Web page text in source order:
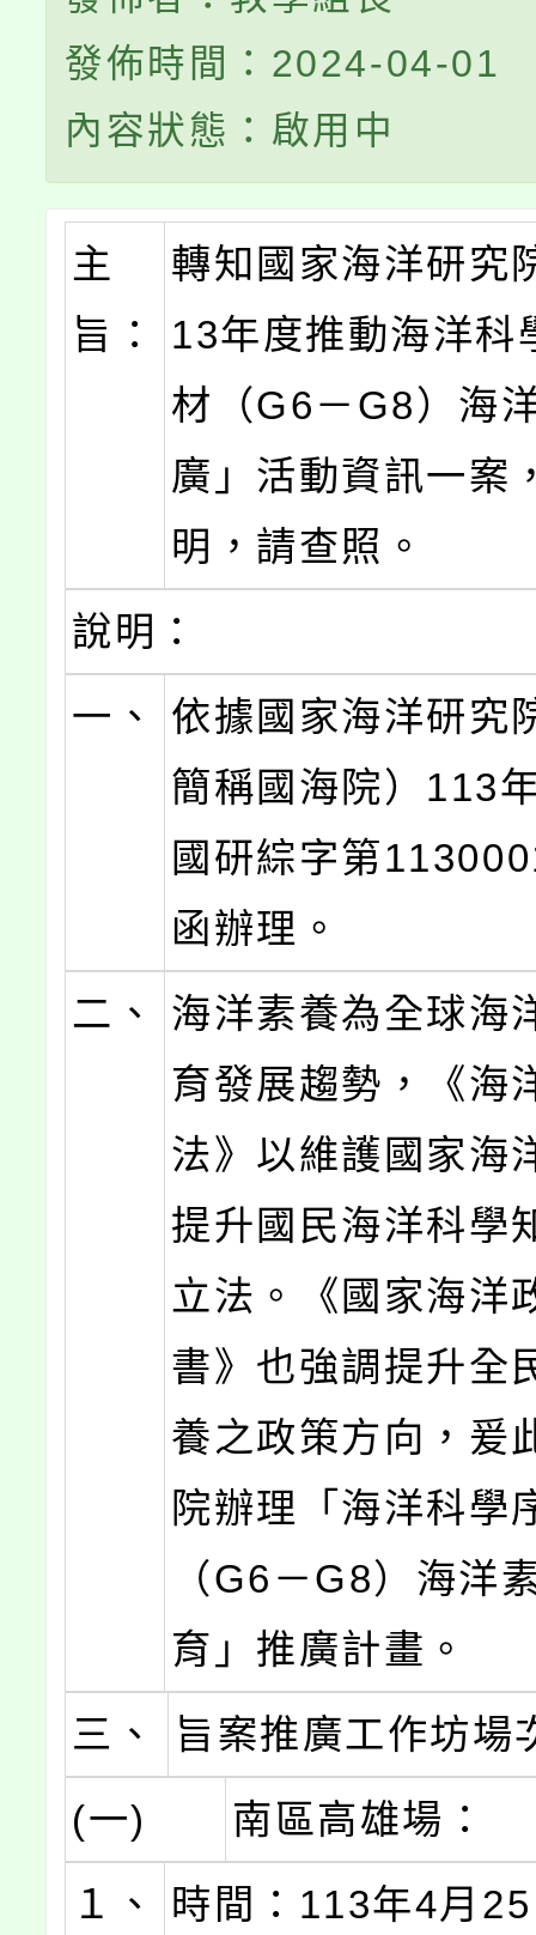
發佈時間：2024-04-01
內容狀態：啟用中
主
旨：
轉知國家海洋研究
13年度推動海洋科
材（G6－G8）海
廣」活動資訊一案
明，請查照。
說明：
一、
依據國家海洋研究
簡稱國海院）113
國研綜字第
函辦理。
二、
海洋素養為全球海
育發展趨勢，《海
法》以維護國家海
提升國民海洋科學
立法。《國家海洋
書》也強調提升全
養之政策方向，爰
院辦理「海洋科學
（G6－G8）海洋
育」推廣計畫。
三、
旨案推廣工作坊場
(一)
南區高雄場：
１、
時間：113年4月